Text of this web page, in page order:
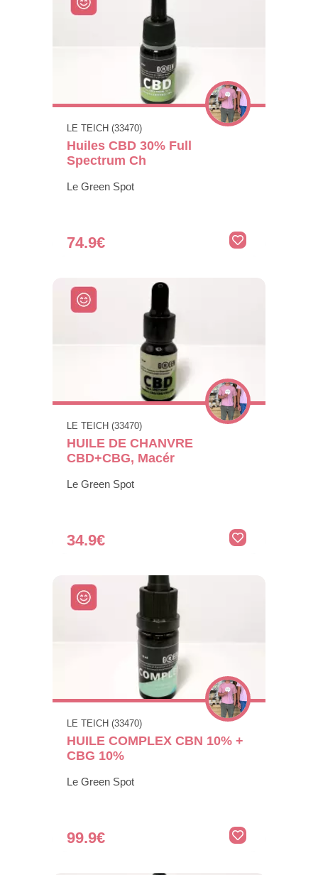
LE TEICH (33470)
Huiles CBD 30% Full
Spectrum Ch
Le Green Spot
74.9€
LE TEICH (33470)
HUILE DE CHANVRE
CBD+CBG, Macér
Le Green Spot
34.9€
LE TEICH (33470)
HUILE COMPLEX CBN 10% +
CBG 10%
Le Green Spot
99.9€